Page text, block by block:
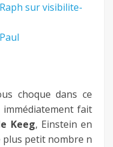
sur visibilite-
choque dans ce
immédiatement fait
Keeg, Einstein en
plus petit nombre n